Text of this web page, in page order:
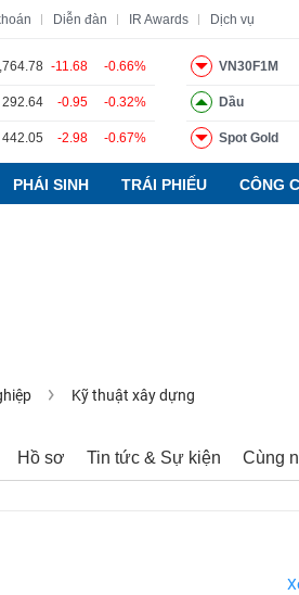
Diễn đàn IR Awards Dịch vụ
-11.68 -0.66%
292.64 -0.95 -0.32%
442.05 -2.98 -0.67%
VN30F1M
Dầu
Spot Gold
PHÁI SINH TRÁI PHIẾU CÔNG
Kỹ thuật xây dựng
Hồ sơ Tin tức & Sự kiện Cùng
Báo cáo phân tích